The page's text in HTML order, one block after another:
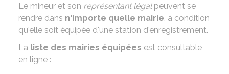
Le mineur et son représentant légalpeuvent se
rendre dans n'importe quelle mairie, à condition
qu'elle soit équipée d'une station d'enregistrement.
La liste des mairies équipées est consultable
en ligne :